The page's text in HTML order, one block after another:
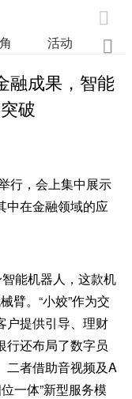

活动 业

融成果，智能
破
行，会上集中展示
中在金融领域的应
能机器人，这款机
臂。“小姣”作为交
户提供引导、理财
行还布局了数字员
二者借助音视频及A
一体”新型服务模